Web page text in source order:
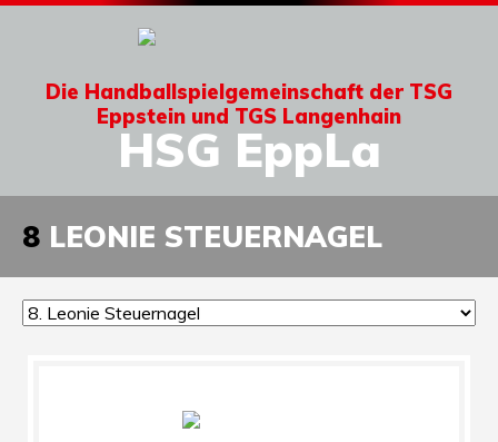
Die Handballspielgemeinschaft der TSG
Eppstein und TGS Langenhain
HSG EppLa
8 LEONIE STEUERNAGEL